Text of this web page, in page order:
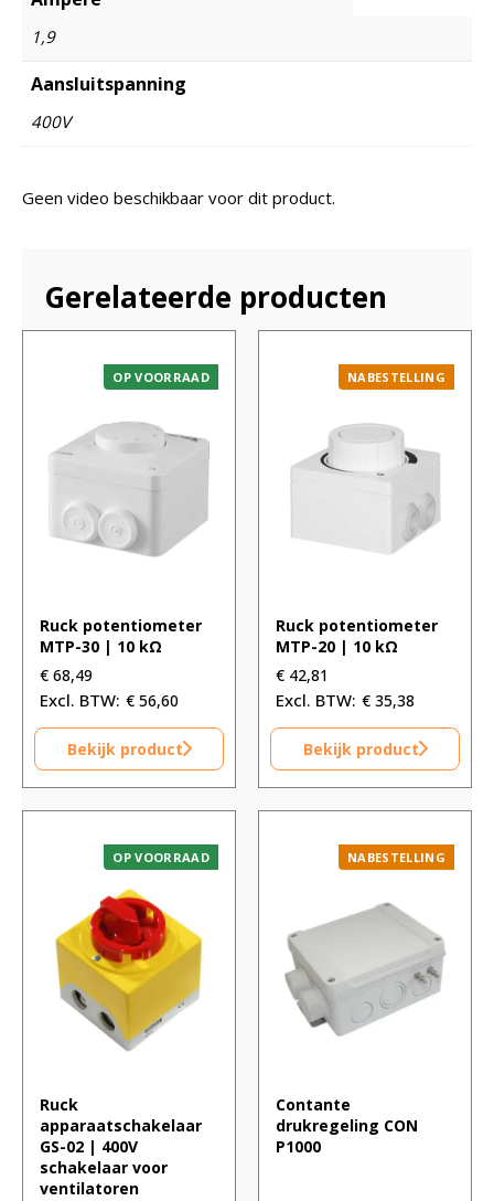
1,9
Aansluitspanning
400V
Geen video beschikbaar voor dit product.
Gerelateerde producten
OP VOORRAAD
Ruck potentiometer
MTP-30 | 10 kΩ
€ 68,49
€ 56,60
Bekijk product
NABESTELLING
Ruck potentiometer
MTP-20 | 10 kΩ
€ 42,81
€ 35,38
Bekijk product
OP VOORRAAD
Ruck
apparaatschakelaar
GS-02 | 400V
schakelaar voor
ventilatoren
NABESTELLING
Contante
drukregeling CON
P1000